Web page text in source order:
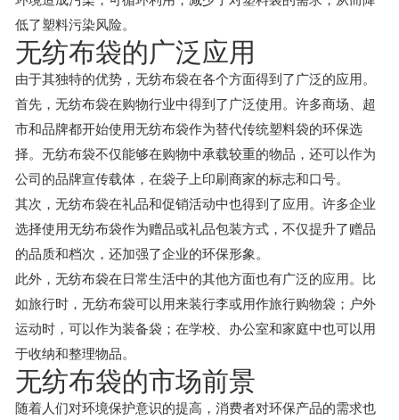
低了塑料污染风险。
无纺布袋的广泛应用
由于其独特的优势，无纺布袋在各个方面得到了广泛的应用。
首先，无纺布袋在购物行业中得到了广泛使用。许多商场、超
市和品牌都开始使用无纺布袋作为替代传统塑料袋的环保选
择。无纺布袋不仅能够在购物中承载较重的物品，还可以作为
公司的品牌宣传载体，在袋子上印刷商家的标志和口号。
其次，无纺布袋在礼品和促销活动中也得到了应用。许多企业
选择使用无纺布袋作为赠品或礼品包装方式，不仅提升了赠品
的品质和档次，还加强了企业的环保形象。
此外，无纺布袋在日常生活中的其他方面也有广泛的应用。比
如旅行时，无纺布袋可以用来装行李或用作旅行购物袋；户外
运动时，可以作为装备袋；在学校、办公室和家庭中也可以用
于收纳和整理物品。
无纺布袋的市场前景
随着人们对环境保护意识的提高，消费者对环保产品的需求也